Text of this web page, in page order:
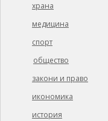
храна
медицина
спорт
общество
закони и право
икономика
история